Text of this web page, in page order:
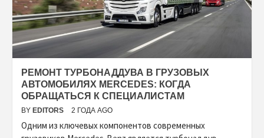
РЕМОНТ ТУРБОНАДДУВА В ГРУЗОВЫХ
АВТОМОБИЛЯХ MERCEDES: КОГДА
ОБРАЩАТЬСЯ К СПЕЦИАЛИСТАМ
BY EDITORS 2 ГОДА AGO
Одним из ключевых компонентов современных